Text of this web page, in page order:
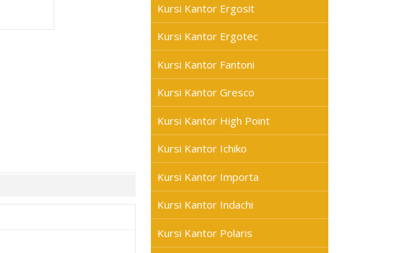
Kursi Kantor Ergosit
Kursi Kantor Ergotec
Kursi Kantor Fantoni
Kursi Kantor Gresco
Kursi Kantor High Point
Kursi Kantor Ichiko
Kursi Kantor Importa
Kursi Kantor Indachi
Kursi Kantor Polaris